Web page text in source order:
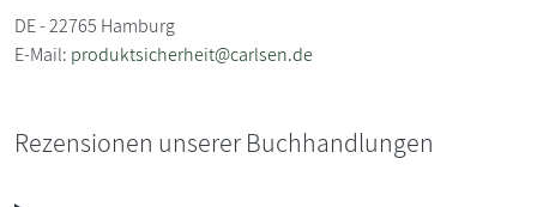
DE - 22765 Hamburg
E-Mail: produktsicherheit@carlsen.de
Rezensionen unserer Buchhandlungen